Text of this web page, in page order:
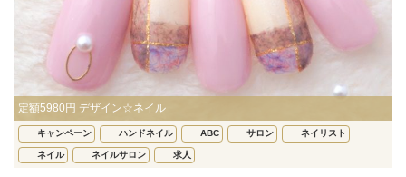
定額5980円 デザイン☆ネイル
キャンペーン ハンドネイル ABC サロン ネイリスト
ネイル ネイルサロン 求人